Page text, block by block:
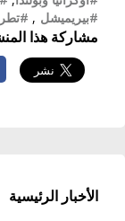
#بيريميشل ,
مشاركة هذا
الأخبار الرئيسية